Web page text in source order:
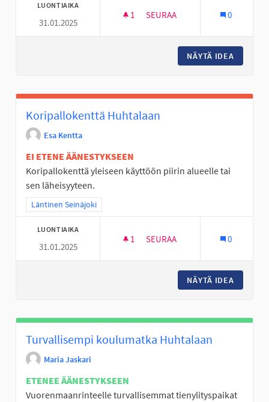
LUONTIAIKA
31.01.2025
1 1 SEURAAJA
SEURAA 0
NÄYTÄ IDEA
Koripallokenttä Huhtalaan
Esa Kentta
EI ETENE ÄÄNESTYKSEEN
Koripallokenttä yleiseen käyttöön piirin alueelle tai
sen läheisyyteen.
Rajaa tulokset teeman mukaan: Läntinen Seinäjoki
Läntinen Seinäjoki
LUONTIAIKA
31.01.2025
1 1 SEURAAJA
SEURAA 0
NÄYTÄ IDEA
Turvallisempi koulumatka Huhtalaan
Maria Jaskari
ETENEE ÄÄNESTYKSEEN
Vuorenmaanrinteelle turvallisemmat tienylityspaikat